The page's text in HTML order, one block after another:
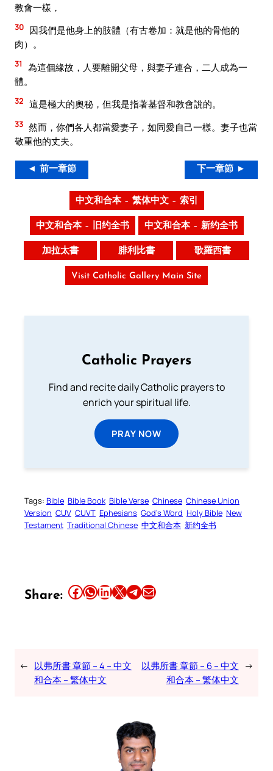
教會一樣，
30 因我們是他身上的肢體（有古卷加：就是他的骨他的
肉）。
31
為這個緣故，人要離開父母，與妻子連合，二人成為一
體。
32 這是極大的奧秘，但我是指著基督和教會說的。
33 然而，你們各人都當愛妻子，如同愛自己一樣。妻子也當
敬重他的丈夫。
◄ 前一章節 下一章節 ►
中文和合本 – 繁体中文 – 索引
中文和合本 – 旧约全书 中文和合本 – 新约全书
加拉太書 腓利比書 歌羅西書
Visit Catholic Gallery Main Site
Catholic Prayers
Find and recite daily Catholic prayers to
enrich your spiritual life.
PRAY NOW
Tags: Bible Bible Book Bible Verse Chinese Chinese Union
Version CUV CUVT Ephesians God’s Word Holy Bible New
Testament Traditional Chinese 中文和合本 新约全书
Share: Share this article on Facebook Share this article on WhatsApp Share this article on LinkedIn Share this article on X Share this article on TelegramEmail this Article
← 以弗所書 章節 – 4 – 中文
和合本 – 繁体中文
以弗所書 章節 – 6 – 中文
和合本 – 繁体中文
→